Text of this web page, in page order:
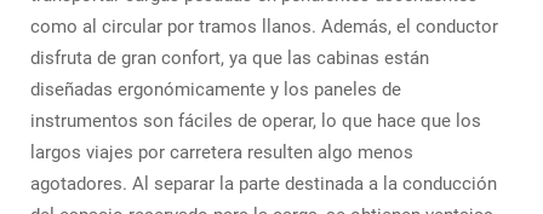
como al circular por tramos llanos. Además, el conductor
disfruta de gran confort, ya que las cabinas están
diseñadas ergonómicamente y los paneles de
instrumentos son fáciles de operar, lo que hace que los
largos viajes por carretera resulten algo menos
agotadores. Al separar la parte destinada a la conducción